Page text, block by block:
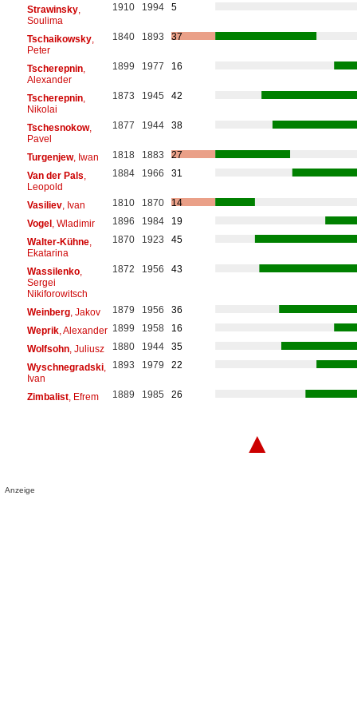
Strawinsky,
Soulima
1910 1994 5
Tschaikowsky,
Peter
1840 1893 37
Tscherepnin,
Alexander
1899 1977 16
Tscherepnin,
Nikolai
1873 1945 42
Tschesnokow,
Pavel
1877 1944 38
Turgenjew, Iwan 1818 1883
27
Van der Pals
Leopold
1884 1966 31
Vasiliev, Ivan 1810 1870
14
Vogel, Wladimir 1896 1984
19
Walter-Kühne,
Ekatarina
1870 1923 45
Wassilenko,
Sergei
Nikiforowitsch
1872 1956 43
Weinberg, Jakov 1879 1956
36
Weprik, Alexander 1899 1958
16
Wolfsohn, Juliusz 1880 1944
35
Wyschnegradski,
Ivan
1893 1979 22
Zimbalist, Efrem 1889 1985 26
▲
Anzeige